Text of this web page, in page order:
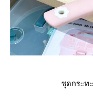
ชุดกระท